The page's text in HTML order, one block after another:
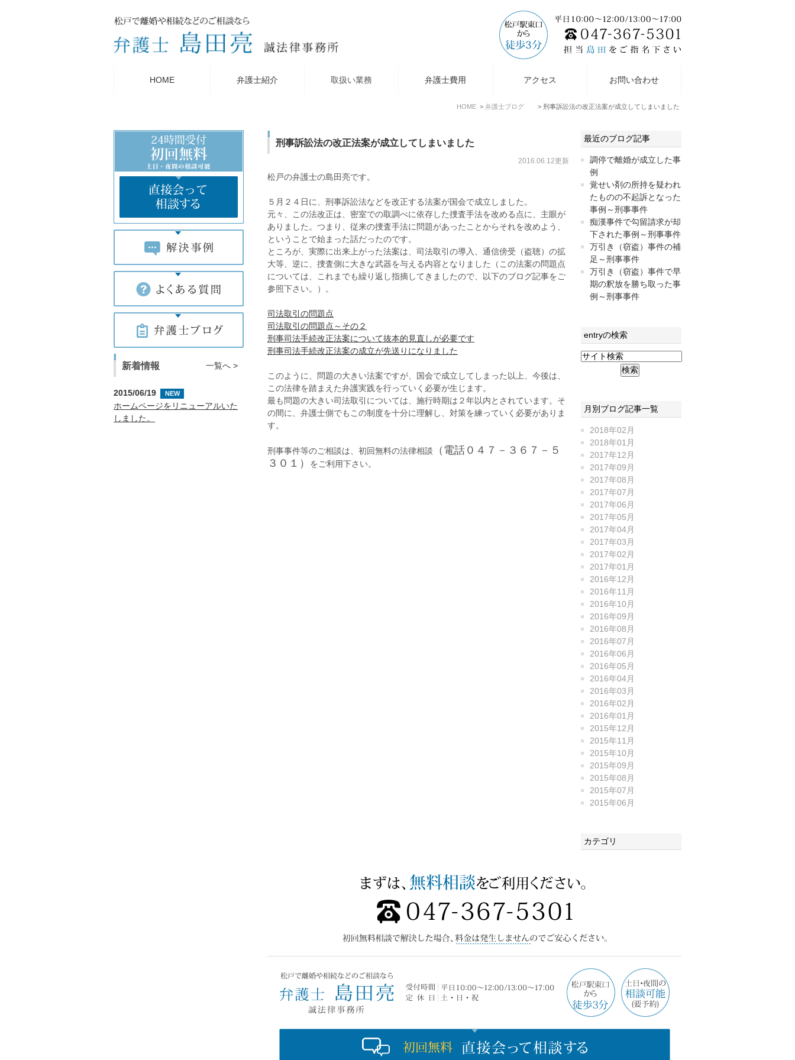
HOME 弁護士紹介 取扱い業務 弁護士費用 アクセス お問い合わせ
HOME 弁護士ブログ 刑事訴訟法の改正法案が成立してしまいました
刑事訴訟法の改正法案が成立してしまいました
2016.06.12更新
松戸の弁護士の島田亮です。
５月２４日に、刑事訴訟法などを改正する法案が国会で成立しました。
元々、この法改正は、密室での取調べに依存した捜査手法を改める点に、主眼が
ありました。つまり、従来の捜査手法に問題があったことからそれを改めよう、
ということで始まった話だったのです。
ところが、実際に出来上がった法案は、司法取引の導入、通信傍受（盗聴）の拡
大等、逆に、捜査側に大きな武器を与える内容となりました（この法案の問題点
については、これまでも繰り返し指摘してきましたので、以下のブログ記事をご
参照下さい。）。
司法取引の問題点
司法取引の問題点～その２
刑事司法手続改正法案について抜本的見直しが必要です
刑事司法手続改正法案の成立が先送りになりました
このように、問題の大きい法案ですが、国会で成立してしまった以上、今後は、
この法律を踏まえた弁護実践を行っていく必要が生じます。
最も問題の大きい司法取引については、施行時期は２年以内とされています。そ
の間に、弁護士側でもこの制度を十分に理解し、対策を練っていく必要がありま
す。
刑事事件等のご相談は、初回無料の法律相談
（電話０４７－３６７－５
３０１）
をご利用下さい。
最近のブログ記事
調停で離婚が成立した事
例
覚せい剤の所持を疑われ
たものの不起訴となった
事例～刑事事件
痴漢事件で勾留請求が却
下された事例～刑事事件
万引き（窃盗）事件の補
足～刑事事件
万引き（窃盗）事件で早
期の釈放を勝ち取った事
例～刑事事件
entryの検索
月別ブログ記事一覧
2018年02月
2018年01月
2017年12月
2017年09月
2017年08月
2017年07月
2017年06月
2017年05月
2017年04月
2017年03月
2017年02月
2017年01月
2016年12月
2016年11月
2016年10月
2016年09月
2016年08月
2016年07月
2016年06月
2016年05月
2016年04月
2016年03月
2016年02月
2016年01月
2015年12月
2015年11月
2015年10月
2015年09月
2015年08月
2015年07月
2015年06月
カテゴリ
新着情報 一覧へ >
2015/06/19 NEW
ホームページをリニューアルいた
しました。